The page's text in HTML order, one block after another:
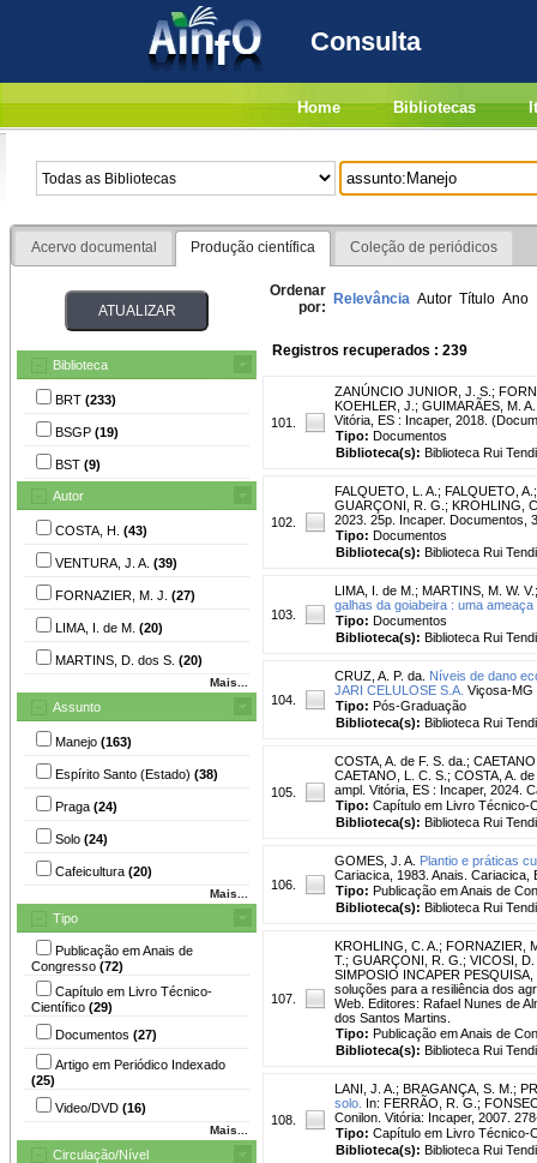
Consulta
Home Bibliotecas
Acervo documental Produção científica Coleção de periódicos
Biblioteca
BRT (233)
BSGP (19)
BST (9)
Autor
COSTA, H. (43)
VENTURA, J. A. (39)
FORNAZIER, M. J. (27)
LIMA, I. de M. (20)
MARTINS, D. dos S. (20)
Mais...
Assunto
Manejo (163)
Espírito Santo (Estado) (38)
Praga (24)
Solo (24)
Cafeicultura (20)
Mais...
Tipo
Publicação em Anais de
Congresso (72)
Capítulo em Livro Técnico-
Científico (29)
Documentos (27)
Artigo em Periódico Indexado
(25)
Video/DVD (16)
Mais...
Circulação/Nível
Ordenar
por: Relevância Autor Título Ano
Registros recuperados : 239
101.
ZANÚNCIO JUNIOR, J. S. ;
KOEHLER, J. ; GUIMARÃES, M. A.
Vitória, ES : Incaper, 2018.
Tipo: Documentos
Biblioteca(s): Biblioteca Rui
102.
FALQUETO, L. A. ; FALQUETO, A.
GUARÇONI, R. G. ; KROHLING,
2023. 25p. Incaper. Documentos,
Tipo: Documentos
Biblioteca(s): Biblioteca Rui
103.
LIMA, I. de M. ; MARTINS, M. W. V.
galhas da goiabeira : uma
Tipo: Documentos
Biblioteca(s): Biblioteca Rui
104.
CRUZ, A. P. da. Níveis de dano
JARI CELULOSE S.A. Viçosa-MG
Tipo: Pós-Graduação
Biblioteca(s): Biblioteca Rui
105.
COSTA, A. de F. S. da. ;
CAETANO, L. C. S.; COSTA, A.
ampl. Vitória, ES : Incaper, 2024.
Tipo: Capítulo em Livro Técnico-
Biblioteca(s): Biblioteca Rui
106.
GOMES, J. A. Plantio e práticas
Cariacica, 1983. Anais. Cariacica,
Tipo: Publicação em Anais de
Biblioteca(s): Biblioteca Rui
107.
KROHLING, C. A. ; FORNAZIER,
T. ; GUARÇONI, R. G. ; VICOSI, D.
SIMPOSIO INCAPER
soluções para a resiliência dos
Web. Editores: Rafael Nunes de
dos Santos Martins.
Tipo: Publicação em Anais de
Biblioteca(s): Biblioteca Rui
108.
LANI, J. A. ; BRAGANÇA, S. M. ;
solo. In: FERRÃO, R. G.;
Conilon. Vitória: Incaper, 2007.
Tipo: Capítulo em Livro Técnico-
Biblioteca(s): Biblioteca Rui